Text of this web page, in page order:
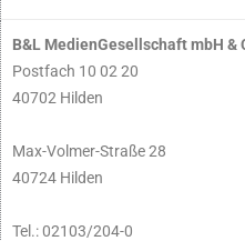
B&L MedienGesellschaft mbH &
Postfach 10 02 20
40702 Hilden
Max-Volmer-Straße 28
40724 Hilden
Tel.: 02103/204-0